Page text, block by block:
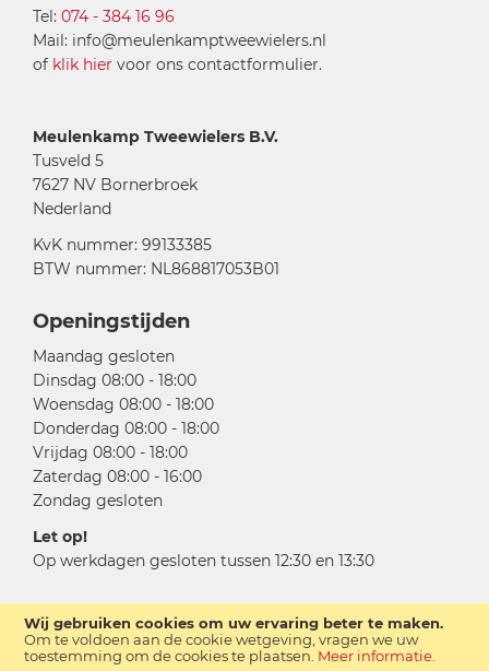
Wij gebruiken cookies om uw ervaring beter te maken.
Om te voldoen aan de cookie wetgeving, vragen we uw
toestemming om de cookies te plaatsen. Meer informatie
Tel: 074 - 384 16 96
Mail: info@meulenkamptweewielers.nl
of klik hier voor ons contactformulier.
Meulenkamp Tweewielers B.V.
Tusveld 5
7627 NV Bornerbroek
Nederland
KvK nummer: 99133385
BTW nummer: NL868817053B01
Openingstijden
Maandag gesloten
Dinsdag 08:00 - 18:00
Woensdag 08:00 - 18:00
Donderdag 08:00 - 18:00
Vrijdag 08:00 - 18:00
Zaterdag 08:00 - 16:00
Zondag gesloten
Let op!
Op werkdagen gesloten tussen 12:30 en 13:30